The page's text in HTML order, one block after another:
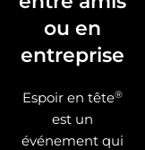
ou en
entreprise
Espoir en tête®
est un
événement qui